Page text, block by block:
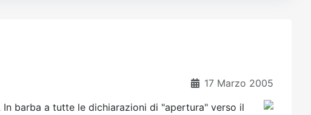
17 Marzo 2005
barba a tutte le dichiarazioni di "apertura" verso il